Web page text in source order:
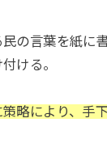
の言葉を紙に
ける。
略により、手